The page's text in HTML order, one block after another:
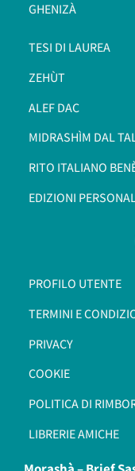
GHENIZÀ
TESI DI LAUREA
ZEHÙT
ALEF DAC
MIDRASHÌM DAL
RITO ITALIANO
EDIZIONI
PROFILO UTENTE
TERMINI E
PRIVACY
COOKIE
POLITICA DI
LIBRERIE AMICHE